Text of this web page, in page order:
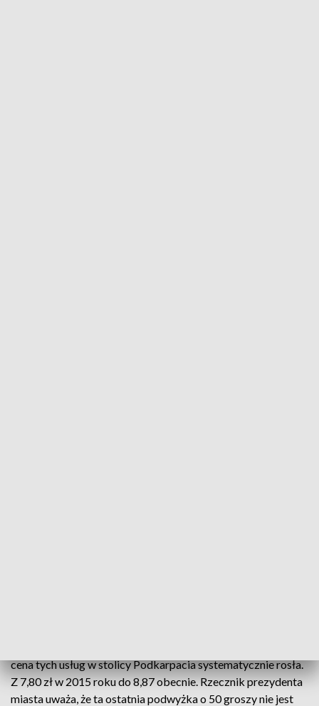
cena tych usług w stolicy Podkarpacia systematycznie rosła.
Z 7,80 zł w 2015 roku do 8,87 obecnie. Rzecznik prezydenta
miasta uważa, że ta ostatnia podwyżka o 50 groszy nie jest